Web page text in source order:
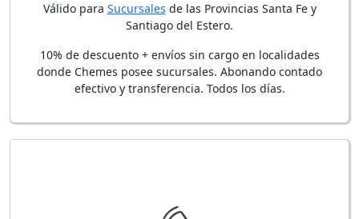
Válido para Sucursales de las Provincias Santa Fe y
Santiago del Estero.
10% de descuento + envíos sin cargo en localidades
donde Chemes posee sucursales. Abonando contado
efectivo y transferencia. Todos los días.